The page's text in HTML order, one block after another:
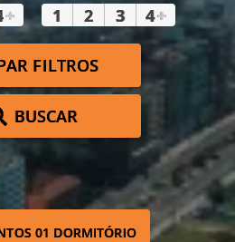
+ 1 2 3 4+
FILTROS
BUSCAR
01 DORMITÓRIO